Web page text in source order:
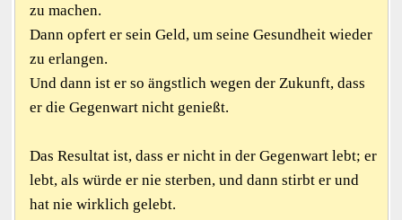
zu machen.
Dann opfert er sein Geld, um seine Gesundheit wieder
zu erlangen.
Und dann ist er so ängstlich wegen der Zukunft, dass
er die Gegenwart nicht genießt.
Das Resultat ist, dass er nicht in der Gegenwart lebt; er
lebt, als würde er nie sterben, und dann stirbt er und
hat nie wirklich gelebt.